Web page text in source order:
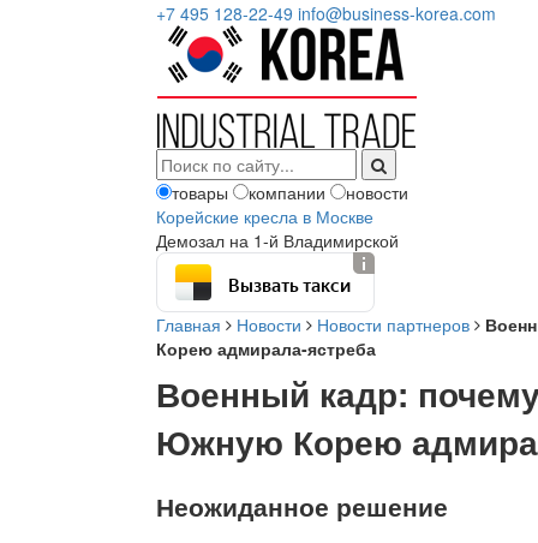
+7 495 128-22-49 info@business-korea.com
товары компании
новости
Корейские кресла в Москве
Демозал на 1-й Владимирской
Вызвать такси
Главная Новости Новости партнеров
Корею адмирала-ястреба
Военный кадр:
Южную Корею
Неожиданное решение